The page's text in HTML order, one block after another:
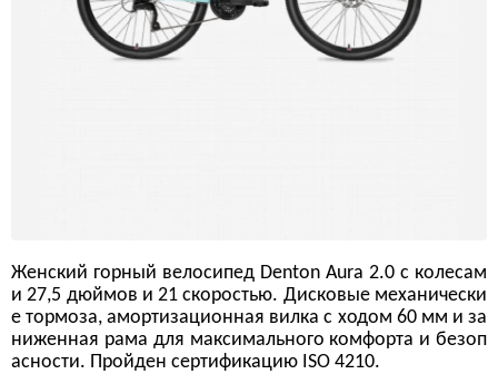
Женский горный велосипед Denton Aura 2.0 с колесам
и 27,5 дюймов и 21 скоростью. Дисковые механически
е тормоза, амортизационная вилка с ходом 60 мм и за
ниженная рама для максимального комфорта и безоп
асности. Пройден сертификацию ISO 4210.